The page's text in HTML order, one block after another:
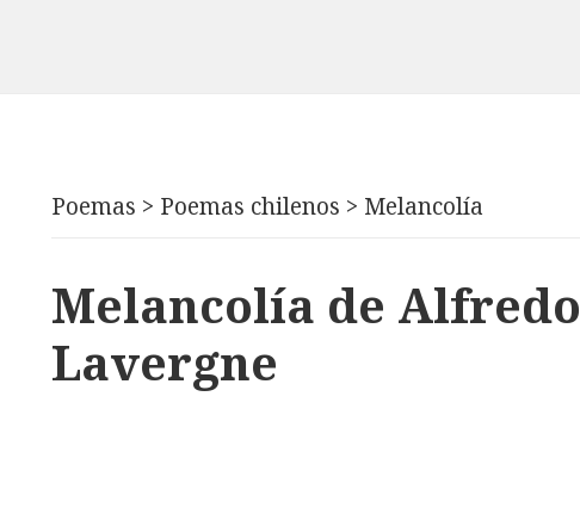
Poemas > Poemas chilenos > Melancolía
Melancolía de Alfredo
Lavergne